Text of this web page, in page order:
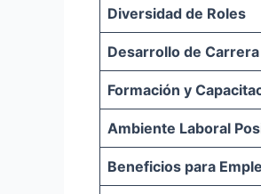
Diversidad de Roles
Desarrollo de Carrera
Formación y
Ambiente Laboral
Beneficios para